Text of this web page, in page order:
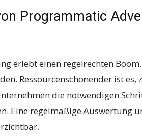
Programmatic
erlebt einen regelrechten
Ressourcenschonender ist es,
die notwendigen
Eine regelmäßige Auswertung